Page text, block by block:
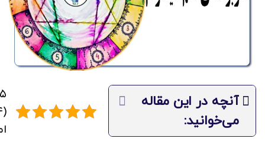
آنچه در این مقاله
می‌خوانید: